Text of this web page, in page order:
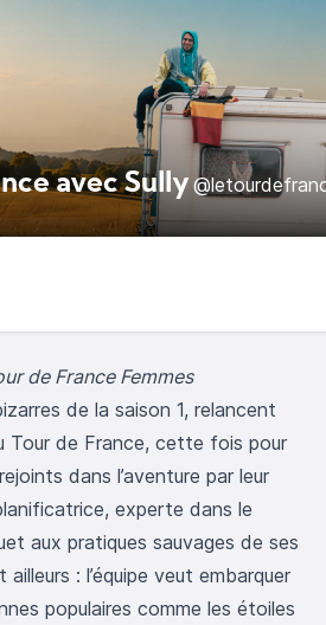
avec Sully
de France Femmes
de la saison 1, relancent
Tour de France, cette fois pour
dans l’aventure par leur
experte dans le
aux pratiques sauvages de ses
: l’équipe veut embarquer
populaires comme les étoiles